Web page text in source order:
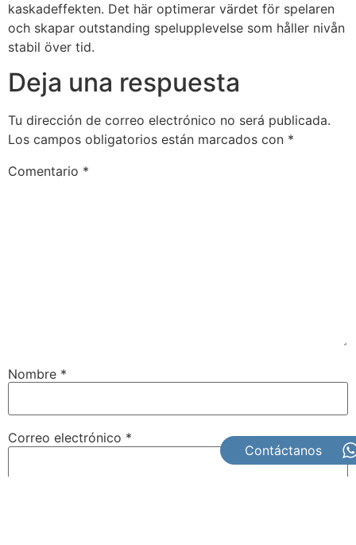
kaskadeffekten. Det här optimerar värdet för spelaren
och skapar outstanding spelupplevelse som håller nivån
stabil över tid.
Deja una respuesta
Tu dirección de correo electrónico no será publicada.
Los campos obligatorios están marcados con *
Comentario *
Nombre *
Correo electrónico *
Contáctanos